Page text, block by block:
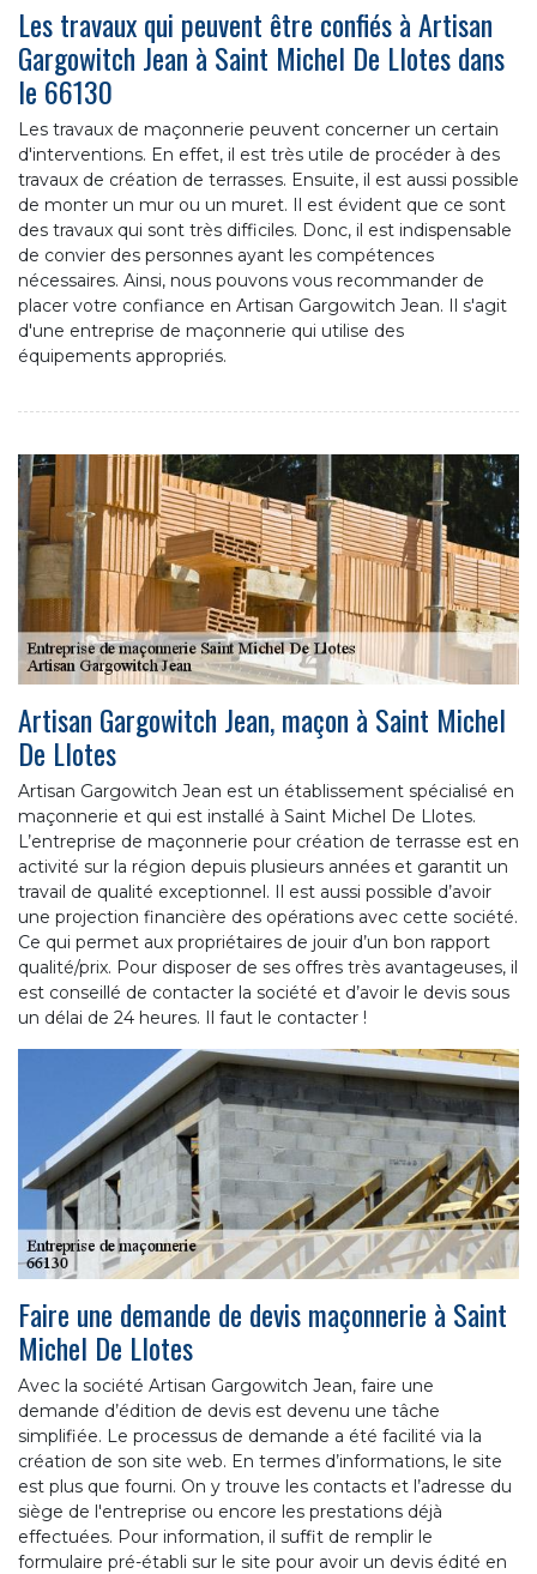
Les travaux qui peuvent être confiés à Artisan
Gargowitch Jean à Saint Michel De Llotes dans
le 66130
Les travaux de maçonnerie peuvent concerner un certain
d'interventions. En effet, il est très utile de procéder à des
travaux de création de terrasses. Ensuite, il est aussi possible
de monter un mur ou un muret. Il est évident que ce sont
des travaux qui sont très difficiles. Donc, il est indispensable
de convier des personnes ayant les compétences
nécessaires. Ainsi, nous pouvons vous recommander de
placer votre confiance en Artisan Gargowitch Jean. Il s'agit
d'une entreprise de maçonnerie qui utilise des
équipements appropriés.
Artisan Gargowitch Jean, maçon à Saint Michel
De Llotes
Artisan Gargowitch Jean est un établissement spécialisé en
maçonnerie et qui est installé à Saint Michel De Llotes.
L’entreprise de maçonnerie pour création de terrasse est en
activité sur la région depuis plusieurs années et garantit un
travail de qualité exceptionnel. Il est aussi possible d’avoir
une projection financière des opérations avec cette société.
Ce qui permet aux propriétaires de jouir d’un bon rapport
qualité/prix. Pour disposer de ses offres très avantageuses, il
est conseillé de contacter la société et d’avoir le devis sous
un délai de 24 heures. Il faut le contacter !
Faire une demande de devis maçonnerie à Saint
Michel De Llotes
Avec la société Artisan Gargowitch Jean, faire une
demande d’édition de devis est devenu une tâche
simplifiée. Le processus de demande a été facilité via la
création de son site web. En termes d’informations, le site
est plus que fourni. On y trouve les contacts et l’adresse du
siège de l'entreprise ou encore les prestations déjà
effectuées. Pour information, il suffit de remplir le
formulaire pré-établi sur le site pour avoir un devis édité en